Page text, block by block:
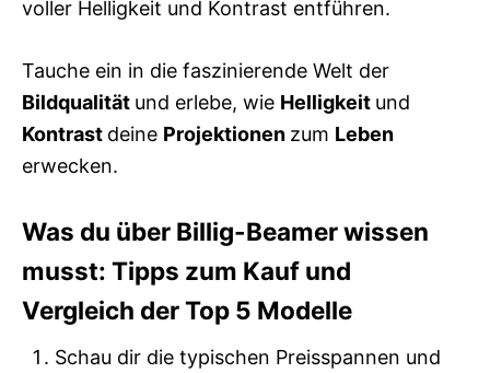
voller Helligkeit und Kontrast entführen.
Tauche ein in die faszinierende Welt der
Bildqualität und erlebe, wie Helligkeit und
Kontrast deine Projektionen zum Leben
erwecken.
Was du über Billig-Beamer wissen
musst: Tipps zum Kauf und
Vergleich der Top 5 Modelle
Schau dir die typischen Preisspannen und